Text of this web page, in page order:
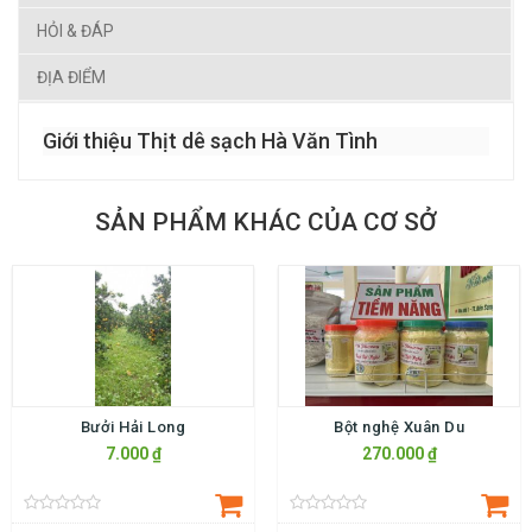
HỎI & ĐÁP
ĐỊA ĐIỂM
Giới thiệu Thịt dê sạch Hà Văn Tình
SẢN PHẨM KHÁC CỦA CƠ SỞ
Bưởi Hải Long
7.000 ₫
Bột nghệ Xuân Du
270.000 ₫